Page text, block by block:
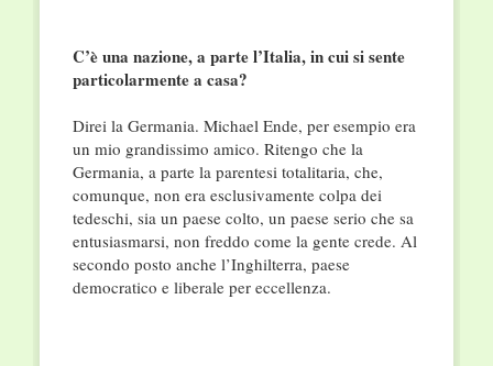
C’è una nazione, a parte l’Italia, in cui si sente
particolarmente a casa?
Direi la Germania. Michael Ende, per esempio era
un mio grandissimo amico. Ritengo che la
Germania, a parte la parentesi totalitaria, che,
comunque, non era esclusivamente colpa dei
tedeschi, sia un paese colto, un paese serio che sa
entusiasmarsi, non freddo come la gente crede. Al
secondo posto anche l’Inghilterra, paese
democratico e liberale per eccellenza.